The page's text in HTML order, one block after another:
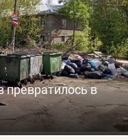
превратилось в